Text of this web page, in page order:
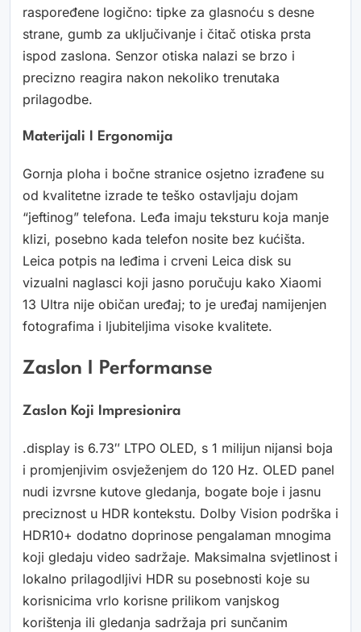
raspoređene logično: tipke za glasnoću s desne
strane, gumb za uključivanje i čitač otiska prsta
ispod zaslona. Senzor otiska nalazi se brzo i
precizno reagira nakon nekoliko trenutaka
prilagodbe.
Materijali I Ergonomija
Gornja ploha i bočne stranice osjetno izrađene su
od kvalitetne izrade te teško ostavljaju dojam
“jeftinog” telefona. Leđa imaju teksturu koja manje
klizi, posebno kada telefon nosite bez kućišta.
Leica potpis na leđima i crveni Leica disk su
vizualni naglasci koji jasno poručuju kako Xiaomi
13 Ultra nije običan uređaj; to je uređaj namijenjen
fotografima i ljubiteljima visoke kvalitete.
Zaslon I Performanse
Zaslon Koji Impresionira
.display is 6.73″ LTPO OLED, s 1 milijun nijansi boja
i promjenjivim osvježenjem do 120 Hz. OLED panel
nudi izvrsne kutove gledanja, bogate boje i jasnu
preciznost u HDR kontekstu. Dolby Vision podrška i
HDR10+ dodatno doprinose pengalaman mnogima
koji gledaju video sadržaje. Maksimalna svjetlinost i
lokalno prilagodljivi HDR su posebnosti koje su
korisnicima vrlo korisne prilikom vanjskog
korištenja ili gledanja sadržaja pri sunčanim